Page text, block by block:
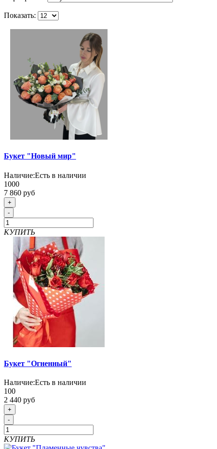
Показать:
Букет "Новый мир"
Наличие:Есть в наличии
1000
7 860 руб
+
-
КУПИТЬ
Букет "Огненный"
Наличие:Есть в наличии
100
2 440 руб
+
-
КУПИТЬ